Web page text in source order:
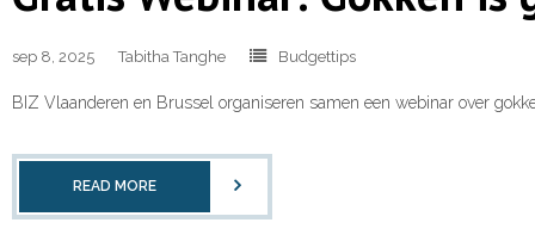
sep 8, 2025 Tabitha Tanghe Budgettips
BIZ Vlaanderen en Brussel organiseren samen een webinar over
READ MORE